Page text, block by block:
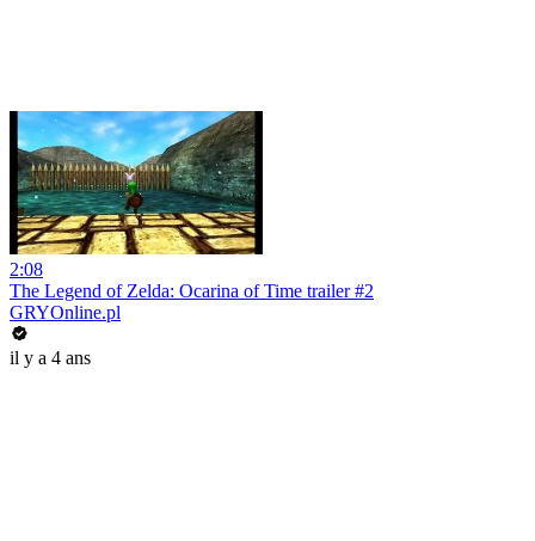
2:08
The Legend of Zelda: Ocarina of Time trailer #2
GRYOnline.pl
il y a 4 ans